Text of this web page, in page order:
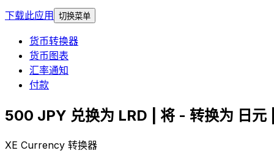
下载此应用 切换菜单
货币转换器
货币图表
汇率通知
付款
500 JPY 兑换为 LRD | 将 - 转换为 日元
XE Currency 转换器